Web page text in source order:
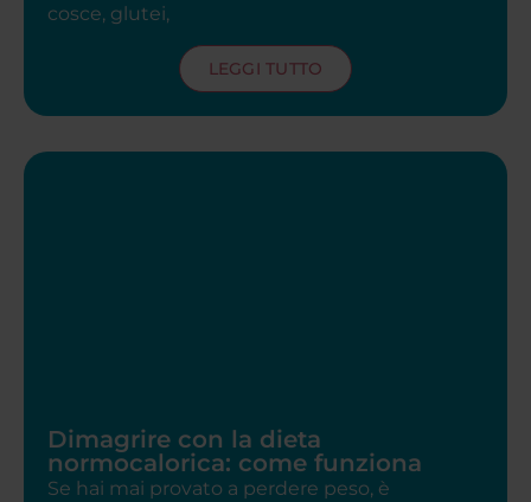
cosce, glutei,
LEGGI TUTTO
Dimagrire con la dieta
normocalorica: come funziona
Se hai mai provato a perdere peso, è